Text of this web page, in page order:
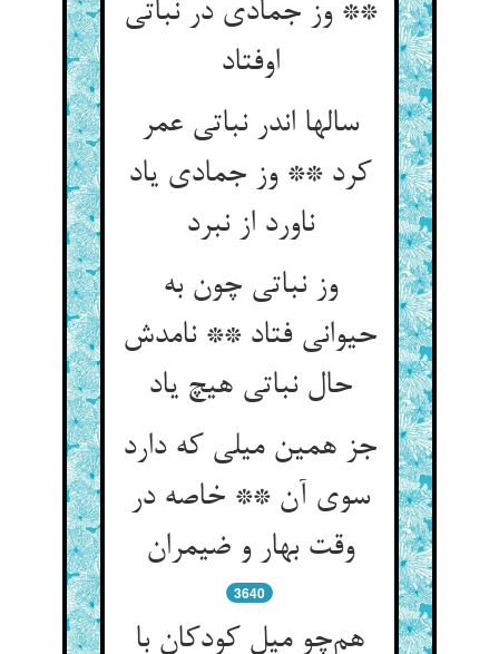
** وز جمادی در نباتی
اوفتاد
سالها اندر نباتی عمر
کرد ** وز جمادی یاد
ناورد از نبرد
وز نباتی چون به
حیوانی فتاد ** نامدش
حال نباتی هیچ یاد
جز همین میلی که دارد
سوی آن ** خاصه در
وقت بهار و ضیمران
3640
هم‌چو میل کودکان با